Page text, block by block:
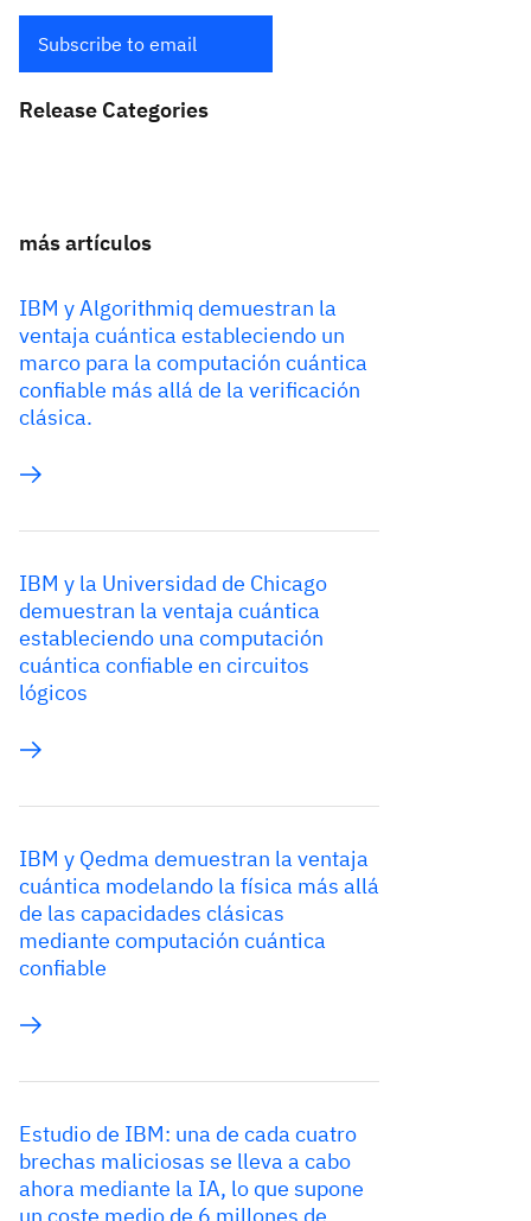
Subscribe to email
Release Categories
más artículos
IBM y Algorithmiq demuestran la
ventaja cuántica estableciendo un
marco para la computación cuántica
confiable más allá de la verificación
clásica.
IBM y la Universidad de Chicago
demuestran la ventaja cuántica
estableciendo una computación
cuántica confiable en circuitos
lógicos
IBM y Qedma demuestran la ventaja
cuántica modelando la física más allá
de las capacidades clásicas
mediante computación cuántica
confiable
Estudio de IBM: una de cada cuatro
brechas maliciosas se lleva a cabo
ahora mediante la IA, lo que supone